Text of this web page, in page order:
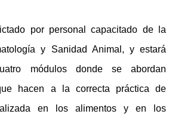
por personal capacitado de la
y Sanidad Animal, y estará
módulos donde se abordan
hacen a la correcta práctica de
en los alimentos y en los